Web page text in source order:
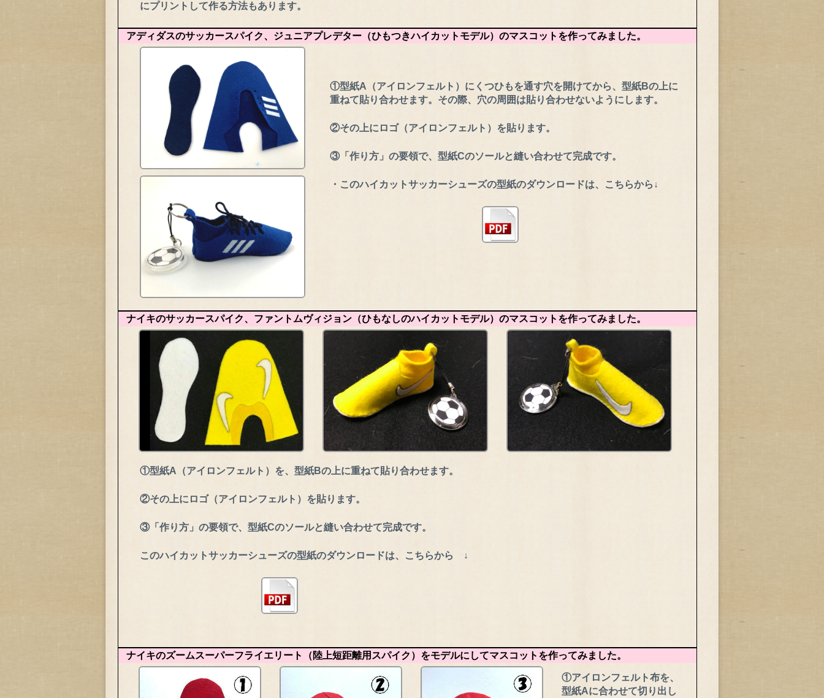
にプリントして作る方法もあります。
アディダスのサッカースパイク、ジュニアプレデター（ひもつきハイカットモデル）のマスコットを作ってみました。
①型紙A（アイロンフェルト）にくつひもを通す穴を開けてから、型紙Bの上に
重ねて貼り合わせます。その際、穴の周囲は貼り合わせないようにします。
②その上にロゴ（アイロンフェルト）を貼ります。
③「作り方」の要領で、型紙Cのソールと縫い合わせて完成です。
・このハイカットサッカーシューズの型紙のダウンロードは、こちらから↓
ナイキのサッカースパイク、ファントムヴィジョン（ひもなしのハイカットモデル）のマスコットを作ってみました。
①型紙A（アイロンフェルト）を、型紙Bの上に重ねて貼り合わせます。
②その上にロゴ（アイロンフェルト）を貼ります。
③「作り方」の要領で、型紙Cのソールと縫い合わせて完成です。
このハイカットサッカーシューズの型紙のダウンロードは、こちらから ↓
ナイキのズームスーパーフライエリート（陸上短距離用スパイク）をモデルにしてマスコットを作ってみました。
①アイロンフェルト布を、
型紙Aに合わせて切り出し